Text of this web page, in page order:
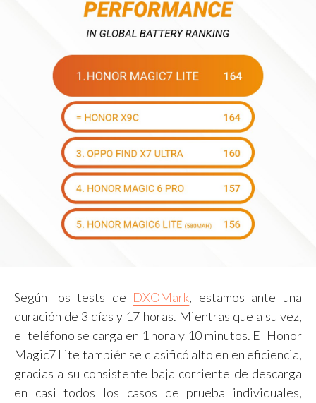
Según los tests de DXOMark, estamos ante una
duración de 3 días y 17 horas. Mientras que a su vez,
el teléfono se carga en 1 hora y 10 minutos. El Honor
Magic7 Lite también se clasificó alto en en eficiencia,
gracias a su consistente baja corriente de descarga
en casi todos los casos de prueba individuales,